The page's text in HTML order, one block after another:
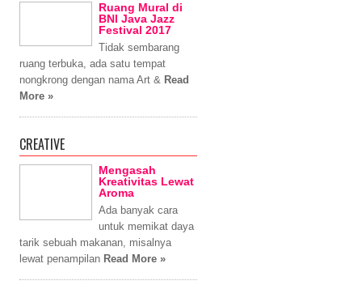
Ruang Mural di
BNI Java Jazz
Festival 2017
Tidak sembarang
ruang terbuka, ada satu tempat
nongkrong dengan nama Art & Read
More »
CREATIVE
Mengasah
Kreativitas Lewat
Aroma
Ada banyak cara
untuk memikat daya
tarik sebuah makanan, misalnya
lewat penampilan Read More »